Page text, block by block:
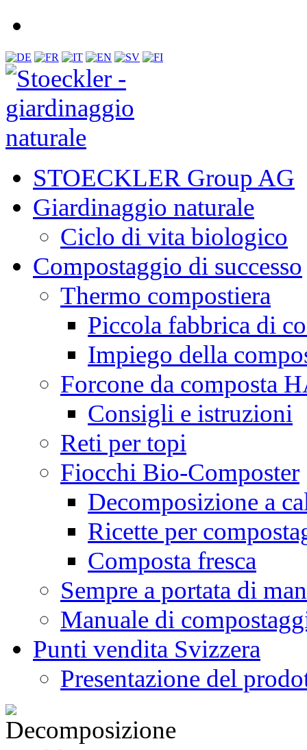
STOECKLER Group AG
Giardinaggio naturale
Ciclo di vita biologico
Compostaggio di successo
Thermo compostiera
Piccola fabbrica di
Impiego della
Forcone da composta
Consigli e istruzioni
Reti per topi
Fiocchi Bio-Composter
Decomposizione a
Ricette per
Composta fresca
Sempre a portata di
Manuale di
Punti vendita Svizzera
Presentazione del